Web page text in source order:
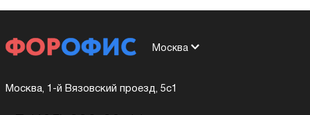
Москва
Москва, 1-й Вязовский проезд, 5с1